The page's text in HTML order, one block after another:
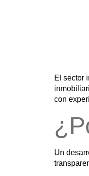
El sector
con
Un